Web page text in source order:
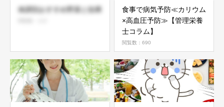
体調別おすすめ野菜と効果
食事で病気予防≪カリウム
×高血圧予防≫【管理栄養
士コラム】
閲覧数：690